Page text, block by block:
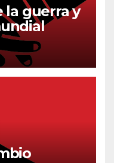
la guerra y